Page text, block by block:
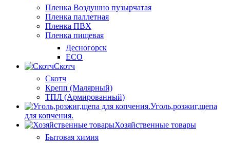
Пленка Воздушно пузырчатая
Пленка паллетная
Пленка ПВХ
Пленка пищевая
Десногорск
ECO
Скотч
Скотч
Крепп (Малярный)
ТПЛ (Армированный)
Уголь,розжиг,щепа
для копчения.
Хозяйственные товары
Бытовая химия